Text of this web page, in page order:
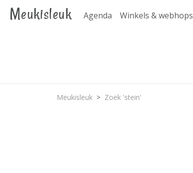
Meukisleuk Agenda Winkels & webhops
Meukisleuk Zoek 'stein'